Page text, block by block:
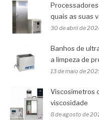
quais as suas
30 de abril de
Banhos de
a limpeza de
13 de maio de
Viscosímetros
viscosidade
8 de agosto de